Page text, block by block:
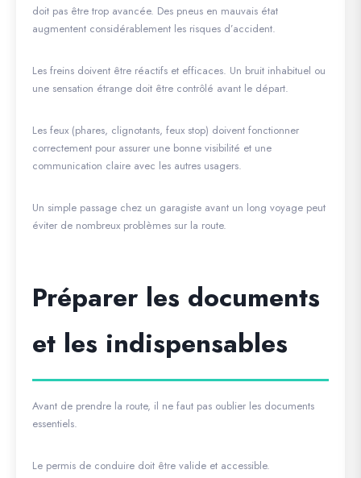
doit pas être trop avancée. Des pneus en mauvais état
augmentent considérablement les risques d’accident.
Les freins doivent être réactifs et efficaces. Un bruit inhabituel ou
une sensation étrange doit être contrôlé avant le départ.
Les feux (phares, clignotants, feux stop) doivent fonctionner
correctement pour assurer une bonne visibilité et une
communication claire avec les autres usagers.
Un simple passage chez un garagiste avant un long voyage peut
éviter de nombreux problèmes sur la route.
Préparer les documents
et les indispensables
Avant de prendre la route, il ne faut pas oublier les documents
essentiels.
Le permis de conduire doit être valide et accessible.